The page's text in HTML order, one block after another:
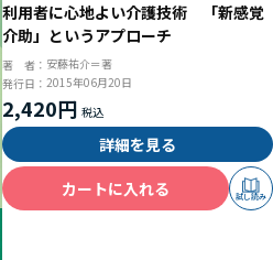
利用者に心地よい介護技術 「新感覚
介助」というアプローチ
著 者： 安藤祐介＝著
発行日： 2015年06月20日
2,420円
詳細を見る
カートに入れる
試し読み